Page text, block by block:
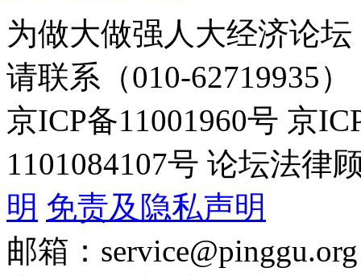
为做大做强人大经济论
请联系（010-62719935）
京ICP备11001960号 京
1101084107号 论坛法律
明 免责及隐私声明
邮箱：service@pinggu.org